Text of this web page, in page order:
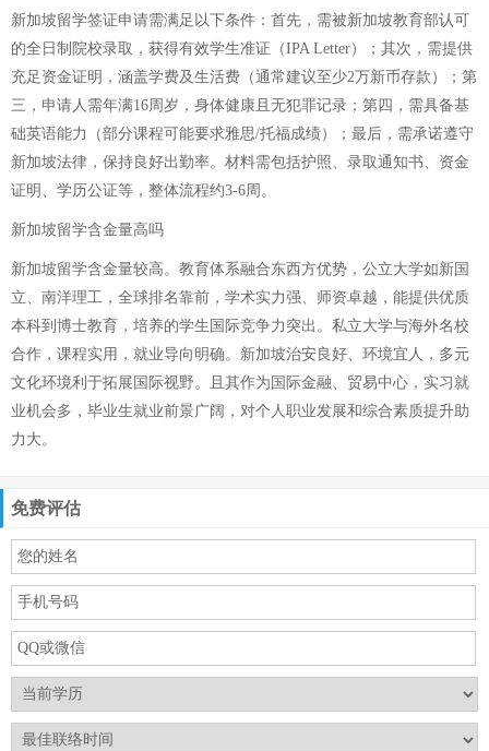
新加坡留学签证申请需满足以下条件：首先，需被新加坡教育部认可
的全日制院校录取，获得有效学生准证（IPA Letter）；其次，需提供
充足资金证明，涵盖学费及生活费（通常建议至少2万新币存款）；第
三，申请人需年满16周岁，身体健康且无犯罪记录；第四，需具备基
础英语能力（部分课程可能要求雅思/托福成绩）；最后，需承诺遵守
新加坡法律，保持良好出勤率。材料需包括护照、录取通知书、资金
证明、学历公证等，整体流程约3-6周。
新加坡留学含金量高吗
新加坡留学含金量较高。教育体系融合东西方优势，公立大学如新国
立、南洋理工，全球排名靠前，学术实力强、师资卓越，能提供优质
本科到博士教育，培养的学生国际竞争力突出。私立大学与海外名校
合作，课程实用，就业导向明确。新加坡治安良好、环境宜人，多元
文化环境利于拓展国际视野。且其作为国际金融、贸易中心，实习就
业机会多，毕业生就业前景广阔，对个人职业发展和综合素质提升助
力大。
免费评估